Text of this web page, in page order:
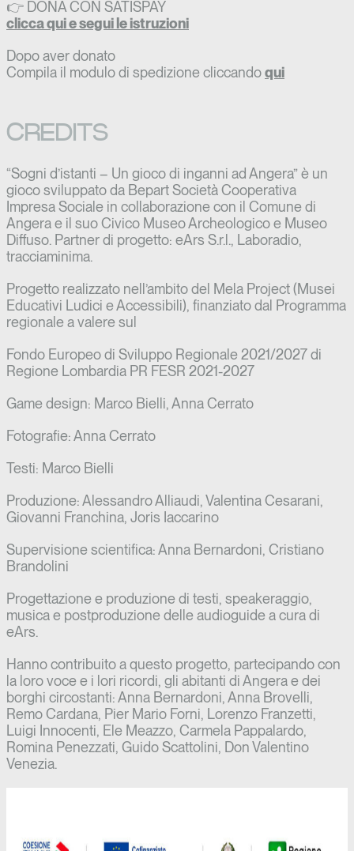
👉 DONA CON SATISPAY
clicca qui e segui le istruzioni
Dopo aver donato
Compila il modulo di spedizione cliccandoqui
CREDITS
“Sogni d’istanti – Un gioco di inganni ad Angera” è un
gioco sviluppato da Bepart Società Cooperativa
Impresa Sociale in collaborazione con il Comune di
Angera e il suo Civico Museo Archeologico e Museo
Diffuso. Partner di progetto: eArs S.r.l., Laboradio,
tracciaminima.
Progetto realizzato nell’ambito del Mela Project (Musei
Educativi Ludici e Accessibili), finanziato dal Programma
regionale a valere sul
Fondo Europeo di Sviluppo Regionale 2021/2027 di
Regione Lombardia PR FESR 2021-2027
Game design: Marco Bielli, Anna Cerrato
Fotografie: Anna Cerrato
Testi: Marco Bielli
Produzione: Alessandro Alliaudi, Valentina Cesarani,
Giovanni Franchina, Joris Iaccarino
Supervisione scientifica: Anna Bernardoni, Cristiano
Brandolini
Progettazione e produzione di testi, speakeraggio,
musica e postproduzione delle audioguide a cura di
eArs.
Hanno contribuito a questo progetto, partecipando con
la loro voce e i lori ricordi, gli abitanti di Angera e dei
borghi circostanti: Anna Bernardoni, Anna Brovelli,
Remo Cardana, Pier Mario Forni, Lorenzo Franzetti,
Luigi Innocenti, Ele Meazzo, Carmela Pappalardo,
Romina Penezzati, Guido Scattolini, Don Valentino
Venezia.